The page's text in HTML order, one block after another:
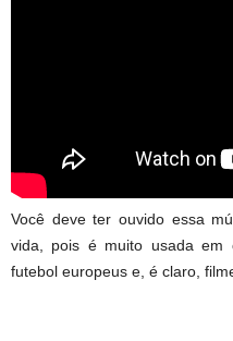
Você deve ter ouvido essa
vida, pois é muito usada em
futebol europeus e, é claro,